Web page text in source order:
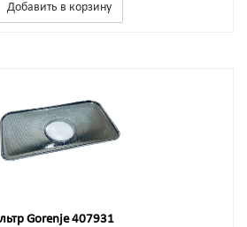
Добавить в корзину
Gorenje 407931